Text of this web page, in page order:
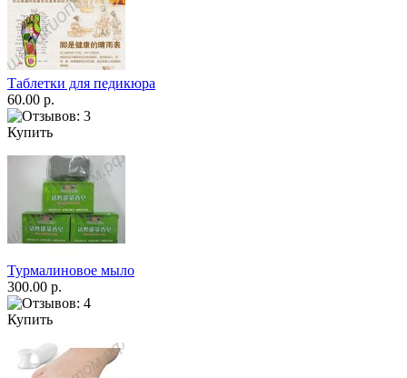
Таблетки для педикюра
60.00 р.
Купить
Турмалиновое мыло
300.00 р.
Купить